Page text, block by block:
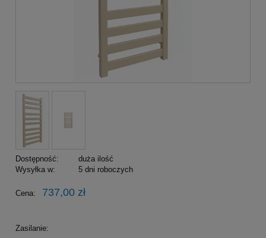
Dostępność:
duża ilość
Wysyłka w:
5 dni roboczych
Cena: 737,00 zł
Zasilanie: